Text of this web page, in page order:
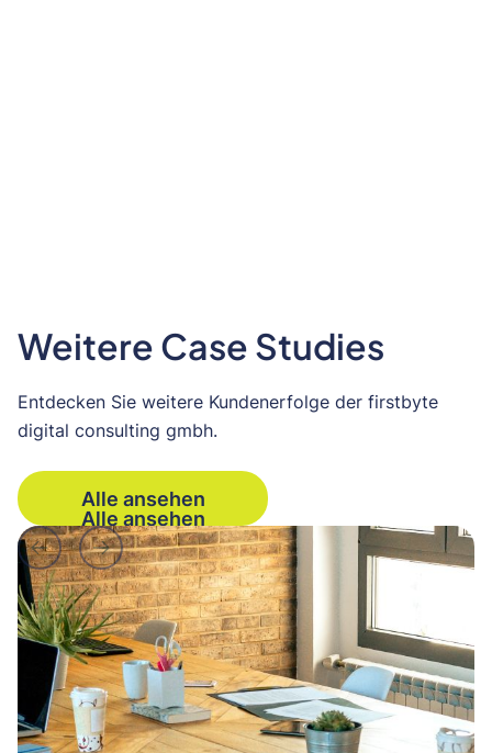
Weitere Case Studies
Entdecken Sie weitere Kundenerfolge der firstbyte
digital consulting gmbh.
Alle ansehen
Alle ansehen